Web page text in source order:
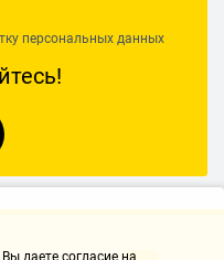
персональных данных
даете согласие на